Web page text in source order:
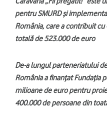
pentru SMURD și
România, care a contribuit
totală de 523.000 de euro
De-a lungul parteneriatului
România a finanțat Fundația
milioane de euro pentru
400.000 de persoane din